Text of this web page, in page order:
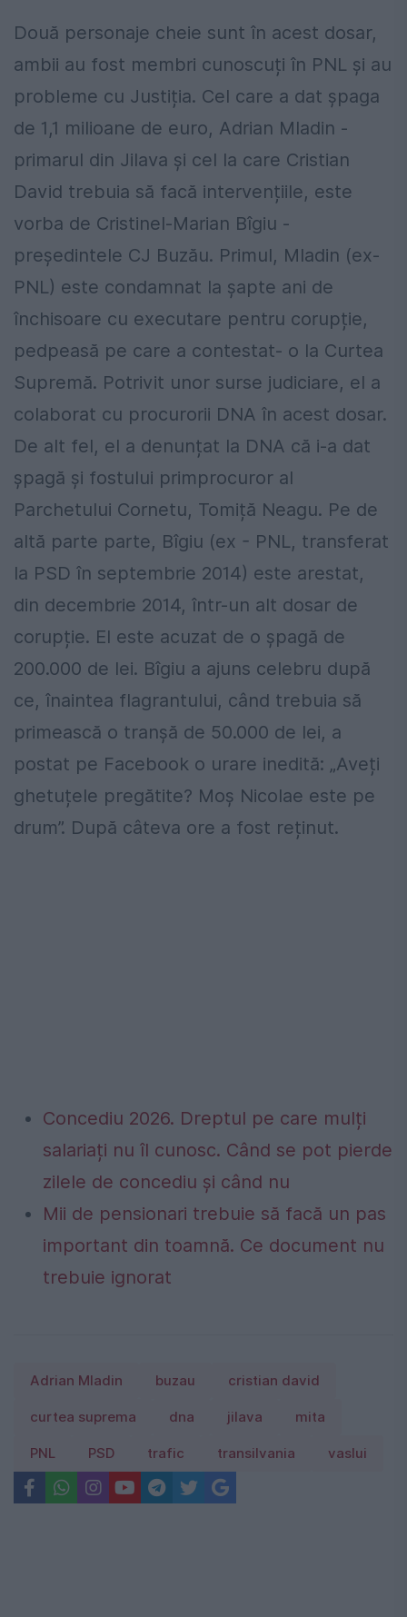
Două personaje cheie sunt în acest dosar,
ambii au fost membri cunoscuți în PNL și au
probleme cu Justiția. Cel care a dat șpaga
de 1,1 milioane de euro, Adrian Mladin -
primarul din Jilava și cel la care Cristian
David trebuia să facă intervențiile, este
vorba de Cristinel-Marian Bîgiu -
președintele CJ Buzău. Primul, Mladin (ex-
PNL) este condamnat la șapte ani de
închisoare cu executare pentru corupție,
pedpeasă pe care a contestat- o la Curtea
Supremă. Potrivit unor surse judiciare, el a
colaborat cu procurorii DNA în acest dosar.
De alt fel, el a denunțat la DNA că i-a dat
șpagă și fostului primprocuror al
Parchetului Cornetu, Tomiță Neagu. Pe de
altă parte parte, Bîgiu (ex - PNL, transferat
la PSD în septembrie 2014) este arestat,
din decembrie 2014, într-un alt dosar de
corupție. El este acuzat de o șpagă de
200.000 de lei. Bîgiu a ajuns celebru după
ce, înaintea flagrantului, când trebuia să
primească o tranșă de 50.000 de lei, a
postat pe Facebook o urare inedită: „Aveți
ghetuțele pregătite? Moș Nicolae este pe
drum”. După câteva ore a fost reținut.
Concediu 2026. Dreptul pe care mulți
salariați nu îl cunosc. Când se pot pierde
zilele de concediu și când nu
Mii de pensionari trebuie să facă un pas
important din toamnă. Ce document nu
trebuie ignorat
Adrian Mladin buzau cristian david
curtea suprema dna jilava mita
PNL PSD trafic transilvania vaslui